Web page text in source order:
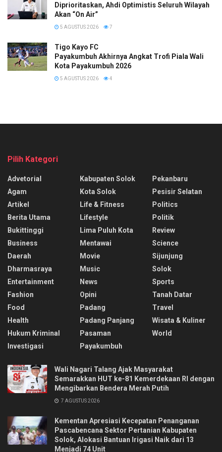
Diprioritaskan, Ahdi Optimistis Seluruh Wilayah
Akan “On Air”
5 AGUSTUS 2026 7
Tigo Kayo FC
Payakumbuh Akhirnya Angkat Trofi Piala Wali
Kota Payakumbuh 2026
5 AGUSTUS 2026 4
Pilih Kategori
Advetorial
Agam
Artikel
Berita Utama
Bukittinggi
Business
Daerah
Dharmasraya
Entertainment
Fashion
Food
Health
Hukum Kriminal
Investigasi
Kabupaten Solok
Kota Solok
Life & Fitness
Lifestyle
Lima Puluh Kota
Mentawai
Movie
Music
News
Opini
Padang
Padang Panjang
Pasaman
Payakumbuh
Pekanbaru
Pesisir Selatan
Politics
Politik
Review
Science
Sijunjung
Solok
Sports
Tanah Datar
Travel
Wisata & Kuliner
World
Wali Nagari Talang Ajak Masyarakat
Semarakkan HUT ke-81 Kemerdekaan RI dengan
Mengibarkan Bendera Merah Putih
7 AGUSTUS 2026
Kementan Apresiasi Kecepatan Penanganan
Pascabencana Sektor Pertanian Kabupaten
Solok, Alokasi Bantuan Irigasi Naik dari 13
Menjadi 74 Unit